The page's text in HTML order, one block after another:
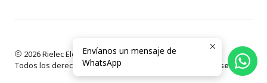
2026 Rielec Electricidad.
Todos los derechos reservados.
Desarrollado por Jumpseller.
Envíanos un mensaje de
WhatsApp